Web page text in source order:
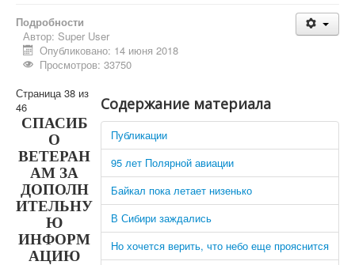
Подробности
Автор: Super User
Опубликовано: 14 июня 2018
Просмотров: 33750
Содержание материала
Публикации
95 лет Полярной авиации
Байкал пока летает низенько
В Сибири заждались
Но хочется верить, что небо еще прояснится
Страница 38 из
46
СПАСИБ
О
ВЕТЕРАН
АМ ЗА
ДОПОЛН
ИТЕЛЬНУ
Ю
ИНФОРМ
АЦИЮ